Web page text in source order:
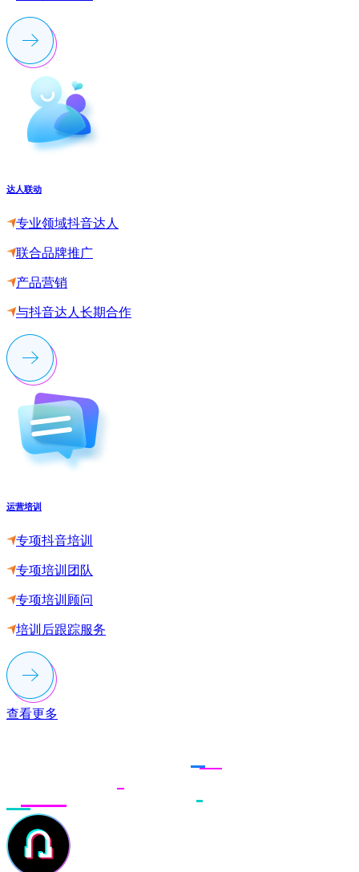
达人联动
专业领域抖音达人
联合品牌推广
产品营销
与抖音达人长期合作
运营培训
专项抖音培训
专项培训团队
专项培训顾问
培训后跟踪服务
查看更多